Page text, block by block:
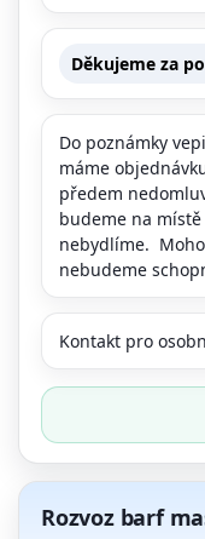
Děkujeme za
Do poznámky
máme
předem
budeme na
nebydlíme.
nebudeme
Kontakt pro
Rozvoz barf